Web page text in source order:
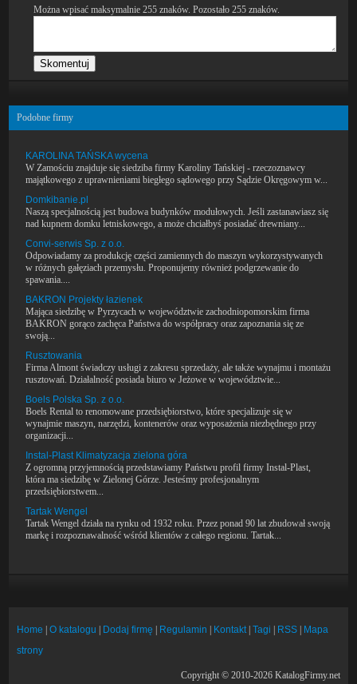
Można wpisać maksymalnie 255 znaków. Pozostało255 znaków.
Podobne firmy
KAROLINA TAŃSKA wycena
W Zamościu znajduje się siedziba firmy Karoliny Tańskiej - rzeczoznawcy
majątkowego z uprawnieniami biegłego sądowego przy Sądzie Okręgowym w...
Domkibanie.pl
Naszą specjalnością jest budowa budynków modułowych. Jeśli zastanawiasz się
nad kupnem domku letniskowego, a może chciałbyś posiadać drewniany...
Convi-serwis Sp. z o.o.
Odpowiadamy za produkcję części zamiennych do maszyn wykorzystywanych
w różnych gałęziach przemysłu. Proponujemy również podgrzewanie do
spawania....
BAKRON Projekty łazienek
Mająca siedzibę w Pyrzycach w województwie zachodniopomorskim firma
BAKRON gorąco zachęca Państwa do współpracy oraz zapoznania się ze
swoją...
Rusztowania
Firma Almont świadczy usługi z zakresu sprzedaży, ale także wynajmu i montażu
rusztowań. Działalność posiada biuro w Jeżowe w województwie...
Boels Polska Sp. z o.o.
Boels Rental to renomowane przedsiębiorstwo, które specjalizuje się w
wynajmie maszyn, narzędzi, kontenerów oraz wyposażenia niezbędnego przy
organizacji...
Instal-Plast Klimatyzacja zielona góra
Z ogromną przyjemnością przedstawiamy Państwu profil firmy Instal-Plast,
która ma siedzibę w Zielonej Górze. Jesteśmy profesjonalnym
przedsiębiorstwem...
Tartak Wengel
Tartak Wengel działa na rynku od 1932 roku. Przez ponad 90 lat zbudował swoją
markę i rozpoznawalność wśród klientów z całego regionu. Tartak...
Home |O katalogu Dodaj firmę Regulamin Kontakt|Tagi RSS
Mapa
strony
Copyright © 2010-2026 KatalogFirmy.net